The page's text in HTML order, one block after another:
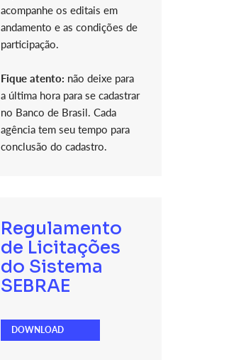
acompanhe os editais em
andamento e as condições de
participação.
Fique atento: não deixe para
a última hora para se cadastrar
no Banco de Brasil. Cada
agência tem seu tempo para
conclusão do cadastro.
Regulamento
de Licitações
do Sistema
SEBRAE
DOWNLOAD